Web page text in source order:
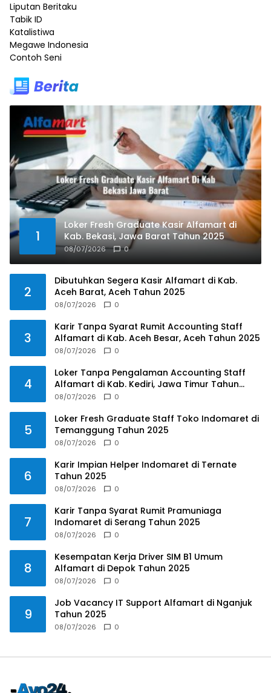
Liputan Beritaku
Tabik ID
Katalistiwa
Megawe Indonesia
Contoh Seni
1
Loker Fresh Graduate Kasir Alfamart di
Kab. Bekasi, Jawa Barat Tahun 2025
08/07/2026 0
2
Dibutuhkan Segera Kasir Alfamart di Kab.
Aceh Barat, Aceh Tahun 2025
08/07/2026 0
3
Karir Tanpa Syarat Rumit Accounting Staff
Alfamart di Kab. Aceh Besar, Aceh Tahun 2025
08/07/2026 0
4
Loker Tanpa Pengalaman Accounting Staff
Alfamart di Kab. Kediri, Jawa Timur Tahun
2025
08/07/2026 0
5
Loker Fresh Graduate Staff Toko Indomaret di
Temanggung Tahun 2025
08/07/2026 0
6
Karir Impian Helper Indomaret di Ternate
Tahun 2025
08/07/2026 0
7
Karir Tanpa Syarat Rumit Pramuniaga
Indomaret di Serang Tahun 2025
08/07/2026 0
8
Kesempatan Kerja Driver SIM B1 Umum
Alfamart di Depok Tahun 2025
08/07/2026 0
9
Job Vacancy IT Support Alfamart di Nganjuk
Tahun 2025
08/07/2026 0